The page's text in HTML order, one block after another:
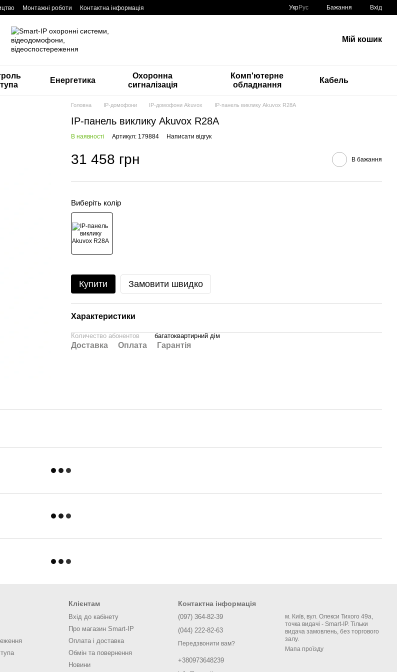
Монтажні роботи Контактна інформація УкрРус Бажання Вхід
Мій кошик
Енергетика
Охоронна
сигналізація
Комп'ютерне
обладнання
Кабель
Головна IP-домофони IP-домофони Akuvox IP-панель виклику Akuvox R28A
IP-панель виклику Akuvox R28A
В наявності Артикул: 179884 Написати відгук
31 458 грн В бажання
Виберіть колір
Купити Замовити швидко
Характеристики
Количество абонентов багатоквартирний дім
Доставка Оплата Гарантія
Клієнтам
Вхід до кабінету
Про магазин Smart-IP
Оплата і доставка
Обмін та повернення
Новини
Контактна інформація
(097) 364-82-39
(044) 222-82-63
Передзвонити вам?
+380973648239
м. Київ, вул. Олекси Тихого 49а,
точка видачі - Smart-IP. Тільки
видача замовлень, без торгового
залу.
Мапа проїзду